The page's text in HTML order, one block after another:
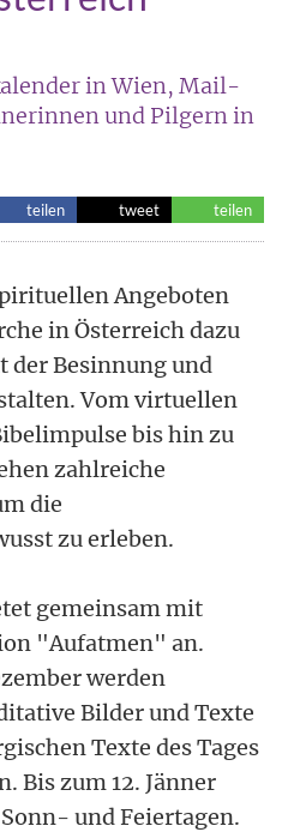
in Wien, Mail-
und Pilgern in
teilen tweet teilen
Angeboten
in Österreich dazu
der Besinnung und
Vom virtuellen
bis hin zu
zahlreiche
die
zu erleben.
gemeinsam mit
"Aufatmen" an.
werden
Bilder und Texte
Texte des Tages
Bis zum 12. Jänner
und Feiertagen.